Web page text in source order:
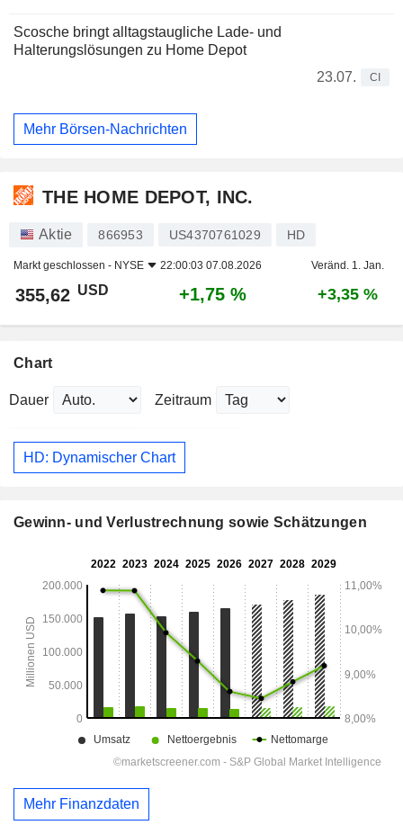
Scosche bringt alltagstaugliche Lade- und
Halterungslösungen zu Home Depot
23.07.
CI
Mehr Börsen-Nachrichten
THE HOME DEPOT, INC.
Aktie 866953 US4370761029 HD
Markt geschlossen - NYSE 22:00:03 07.08.2026 Veränd. 1. Jan.
355,62 USD +1,75 % +3,35 %
Chart
Dauer Zeitraum
HD: Dynamischer Chart
Gewinn- und Verlustrechnung sowie Schätzungen
Mehr Finanzdaten